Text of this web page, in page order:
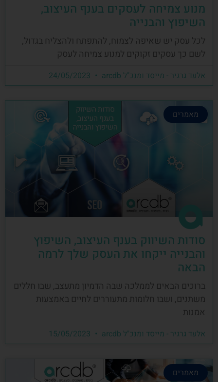
מנוע צמיחה לעסקים בענף העיצוב,
השיפוץ והבנייה
לכל עסק יש שאיפה לצמוח, להתפתח ולהצליח בגדול,
לשם כך עסקים זקוקים למנוע צמיחה לעסק
אלעד גרגיר - מייסד ומנכ"ל arcdb
מאמרים
סודות השיווק בענף העיצוב, השיפוץ
והבנייה ייקחו את העסק שלך לרמה
הבאה
ברוכים הבאים לממלכה שבה הדמיון מתעצב, שבו חללים
משתנים, ושבו חלומות מתעוררים לחיים באמצעות
אמנות
אלעד גרגיר - מייסד ומנכ"ל arcdb
מאמרים